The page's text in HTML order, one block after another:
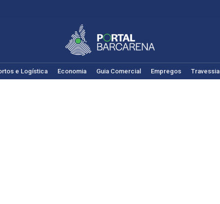
e Logística Economia Guia Comercial Empregos